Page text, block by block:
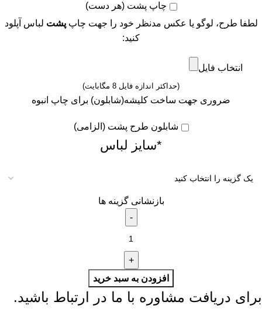
چاپ پشت (هر دست)
لطفا طرح، لوگو یا عکس مدنظر خود را جهت چاپپشت لباس آپلود
کنید:
انتخاب فایل
(حداکثر اندازه فایل 8 مگابایت)
ضروری جهت ساخت کلیشه(شابلون) برای چاپ انبوه
شابلون طرح پشت (الزامی)
*سایز لباس
بازنشانی گزینه ها
افزودن به سبد خرید
برای دریافت مشاوره با ما در ارتباط باشید.